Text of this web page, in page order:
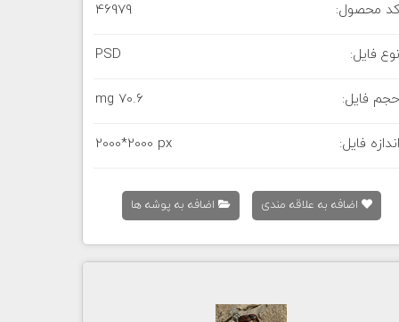
کد محصول: 46979
نوع فایل: PSD
حجم فایل: 70.6 mg
اندازه فایل: 2000*2000 px
اضافه به علاقه مندی اضافه به پوشه ها